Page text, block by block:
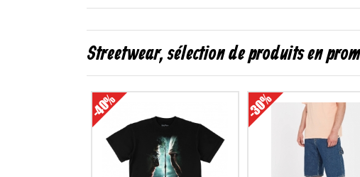
Streetwear, sélection de produits en